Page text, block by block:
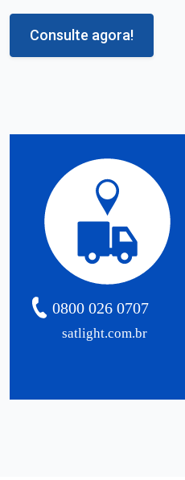
Consulte agora!
satlight.com.br
0800 026 0707